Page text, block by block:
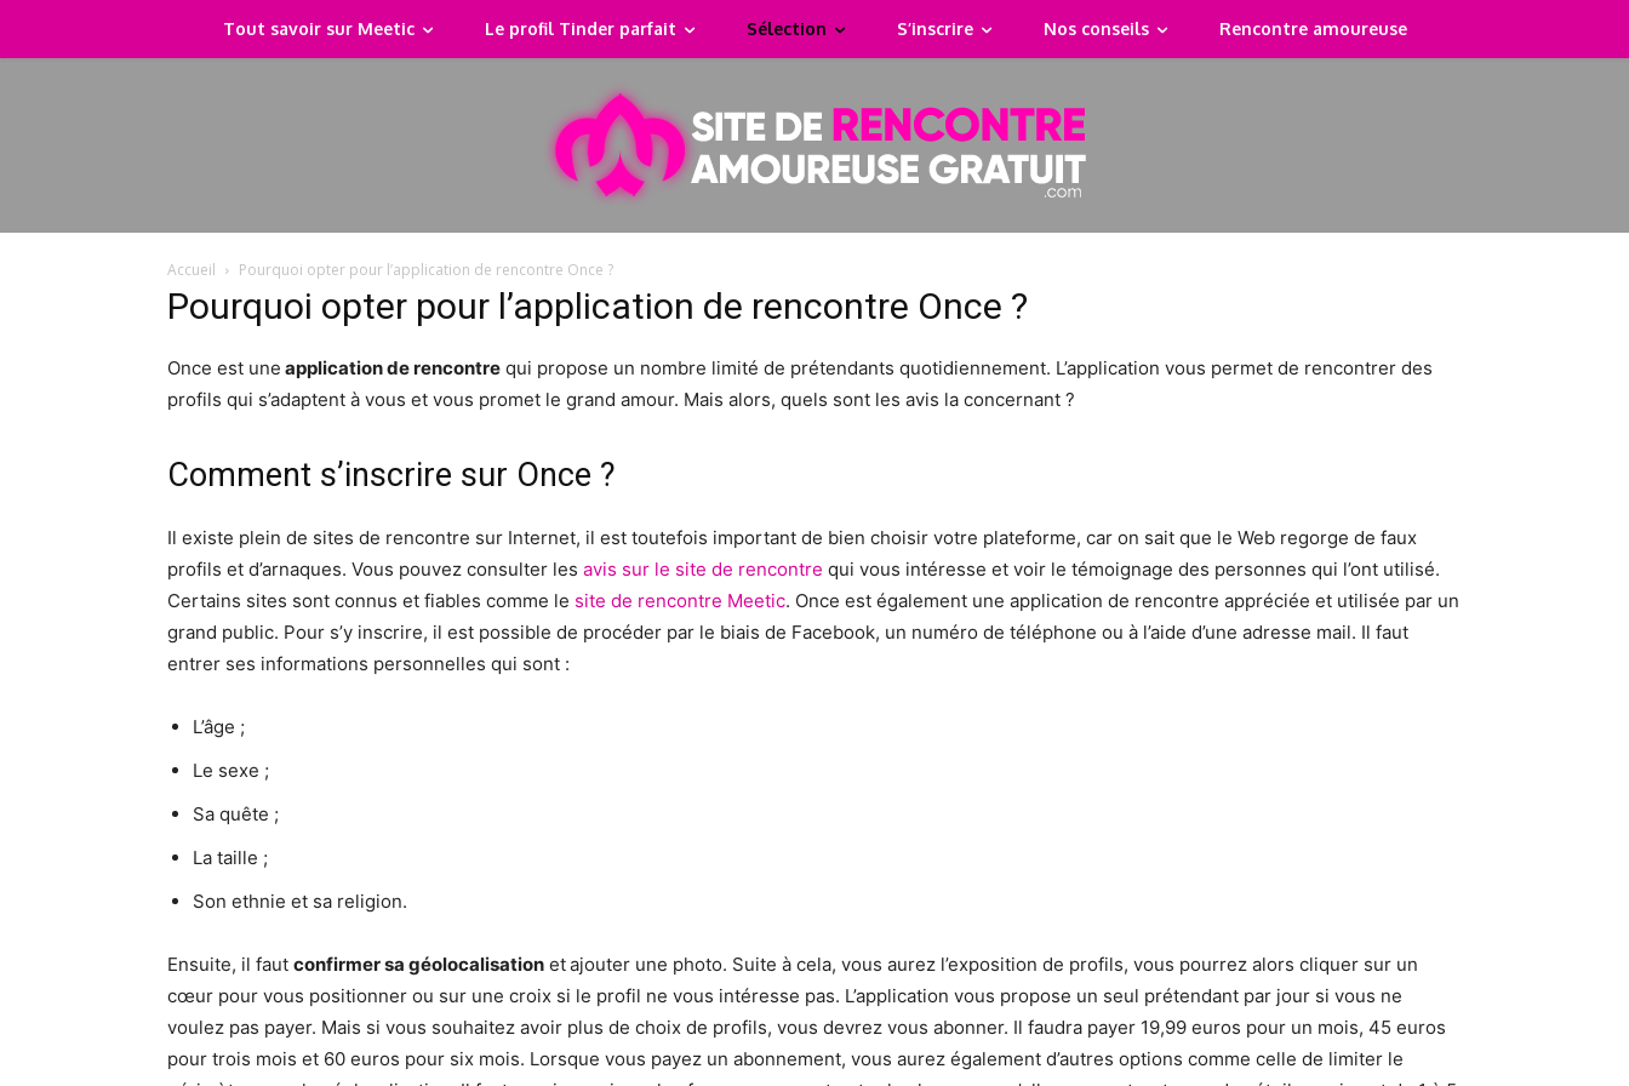
Tout savoir sur Meetic Le profil Tinder parfait Sélection S’inscrire Nos conseils Rencontre amoureuse
Accueil Pourquoi opter pour l’application de rencontre Once ?
Pourquoi opter pour l’application de rencontre Once ?
Once est une application de rencontre qui propose un nombre limité de prétendants quotidiennement. L’application vous permet de rencontrer des
profils qui s’adaptent à vous et vous promet le grand amour. Mais alors, quels sont les avis la concernant ?
Comment s’inscrire sur Once ?
Il existe plein de sites de rencontre sur Internet, il est toutefois important de bien choisir votre plateforme, car on sait que le Web regorge de faux
profils et d’arnaques. Vous pouvez consulter les avis sur le site de rencontre qui vous intéresse et voir le témoignage des personnes qui l’ont utilisé.
Certains sites sont connus et fiables comme le site de rencontre Meetic. Once est également une application de rencontre appréciée et utilisée par un
grand public. Pour s’y inscrire, il est possible de procéder par le biais de Facebook, un numéro de téléphone ou à l’aide d’une adresse mail. Il faut
entrer ses informations personnelles qui sont :
L’âge ;
Le sexe ;
Sa quête ;
La taille ;
Son ethnie et sa religion.
Ensuite, il faut confirmer sa géolocalisation etajouter une photo. Suite à cela, vous aurez l’exposition de profils, vous pourrez alors cliquer sur un
cœur pour vous positionner ou sur une croix si le profil ne vous intéresse pas. L’application vous propose un seul prétendant par jour si vous ne
voulez pas payer. Mais si vous souhaitez avoir plus de choix de profils, vous devrez vous abonner. Il faudra payer 19,99 euros pour un mois, 45 euros
pour trois mois et 60 euros pour six mois. Lorsque vous payez un abonnement, vous aurez également d’autres options comme celle de limiter le